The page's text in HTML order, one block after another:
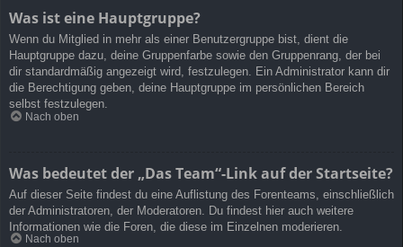
Was ist eine Hauptgruppe?
Wenn du Mitglied in mehr als einer Benutzergruppe bist, dient die
Hauptgruppe dazu, deine Gruppenfarbe sowie den Gruppenrang, der bei
dir standardmäßig angezeigt wird, festzulegen. Ein Administrator kann dir
die Berechtigung geben, deine Hauptgruppe im persönlichen Bereich
selbst festzulegen.
Nach oben
Was bedeutet der „Das Team“-Link auf der Startseite?
Auf dieser Seite findest du eine Auflistung des Forenteams, einschließlich
der Administratoren, der Moderatoren. Du findest hier auch weitere
Informationen wie die Foren, die diese im Einzelnen moderieren.
Nach oben